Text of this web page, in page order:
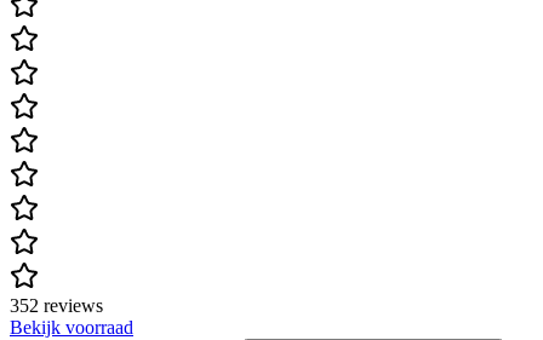
352 reviews
Bekijk voorraad